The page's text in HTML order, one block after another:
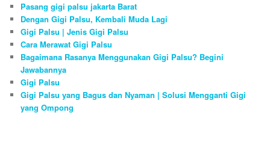
Pasang gigi palsu jakarta Barat
Dengan Gigi Palsu, Kembali Muda Lagi
Gigi Palsu | Jenis Gigi Palsu
Cara Merawat Gigi Palsu
Bagaimana Rasanya Menggunakan Gigi Palsu? Begini
Jawabannya
Gigi Palsu
Gigi Palsu yang Bagus dan Nyaman | Solusi Mengganti Gigi
yang Ompong